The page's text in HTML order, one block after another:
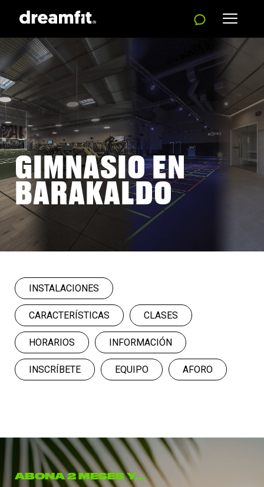
GIMNASIO EN
BARAKALDO
INSTALACIONES
CARACTERÍSTICAS CLASES
HORARIOS INFORMACIÓN
INSCRÍBETE EQUIPO AFORO
ABONA 2 MESES Y...